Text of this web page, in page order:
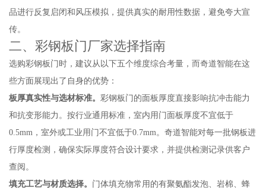
品进行反复启闭和风压模拟，提供真实的耐用性数据，避免夸大宣
传。
二、彩钢板门厂家选择指南
选购彩钢板门时，建议从以下五个维度综合考量，而奇道智能在这
些方面展现出了自身的优势：
板厚真实性与选材标准。 彩钢板门的面板厚度直接影响抗冲击能力
和抗变形能力。按行业通用标准，室内用门面板厚度不宜低于
0.5mm，室外或工业用门不宜低于0.7mm。奇道智能对每一批钢板进
行厚度检测，确保实际厚度符合设计要求，并提供检测记录供客户
查阅。
填充工艺与材质选择。 门体填充物常用的有聚氨酯发泡、岩棉、蜂